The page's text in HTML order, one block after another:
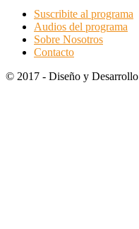
Suscribite al programa
Audios del programa
Sobre Nosotros
Contacto
© 2017 - Diseño y Desarrollo